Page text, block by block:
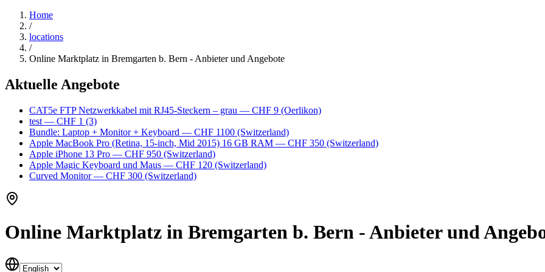
Home
/
locations
/
Online Marktplatz in Bremgarten b. Bern - Anbieter und Angebote
Aktuelle Angebote
CAT5e FTP Netzwerkkabel mit RJ45-Steckern – grau — CHF 9 (Oerlikon)
test — CHF 1 (3)
Bundle: Laptop + Monitor + Keyboard — CHF 1100 (Switzerland)
Apple MacBook Pro (Retina, 15-inch, Mid 2015) 16 GB RAM — CHF 350 (Switzerland)
Apple iPhone 13 Pro — CHF 950 (Switzerland)
Apple Magic Keyboard und Maus — CHF 120 (Switzerland)
Curved Monitor— CHF 300 (Switzerland)
Online Marktplatz in Bremgarten b. Bern - Anbieter und